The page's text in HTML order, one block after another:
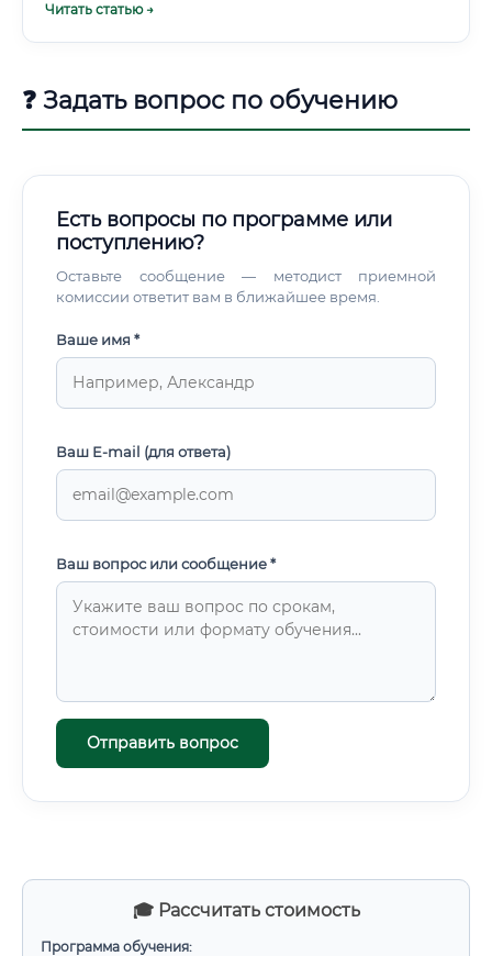
🎓 Рассчитать стоимость
Программа обучения:
Читать статью →
❓ Задать вопрос по обучению
Есть вопросы по программе или
поступлению?
Оставьте сообщение — методист приемной
комиссии ответит вам в ближайшее время.
Ваше имя *
Ваш E-mail (для ответа)
Ваш вопрос или сообщение *
Отправить вопрос